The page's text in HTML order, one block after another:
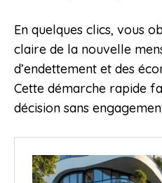
En quelques clics, vous
claire de la nouvelle
d’endettement et des
Cette démarche rapide
décision sans